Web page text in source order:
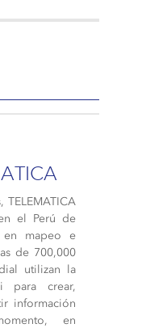
el Perú de
en mapeo e
de 700,000
utilizan la
para crear,
información
en